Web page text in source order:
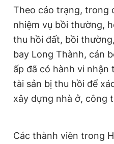
Theo cáo trạng, trong
nhiệm vụ bồi thường,
thu hồi đất, bồi
bay Long Thành, cán
ấp đã có hành vi nhận
tài sản bị thu hồi để
xây dựng nhà ở, công
Các thành viên trong